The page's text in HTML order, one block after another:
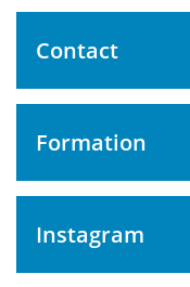
Contact
Formation
Instagram